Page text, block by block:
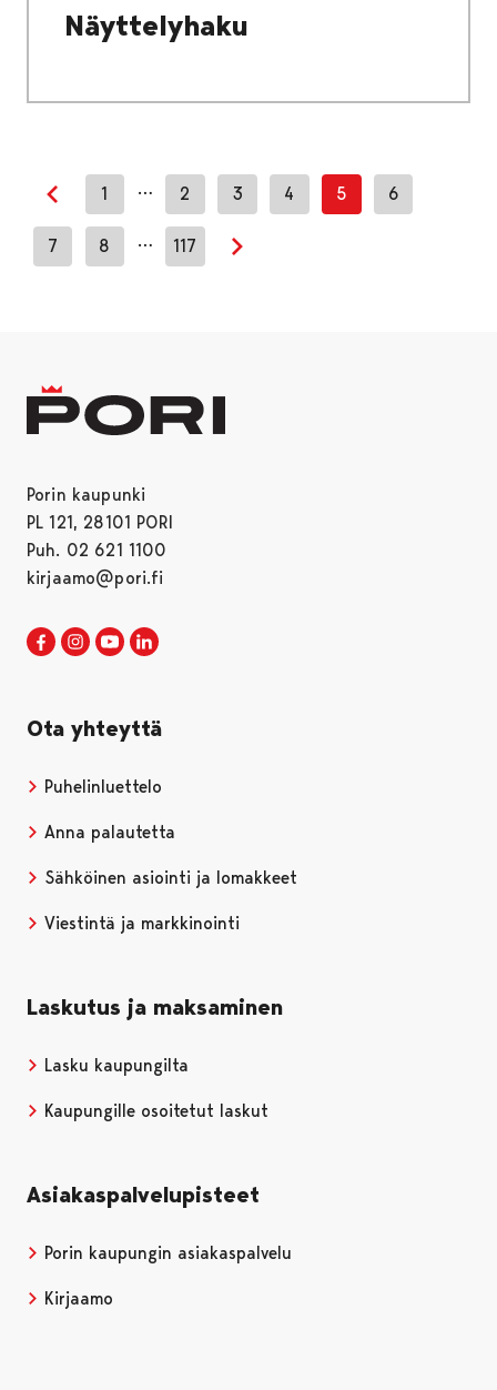
Näyttelyhaku
Edellinen sivu
1 … 2 3 4 5 6
7 8 … 117
Seuraava sivu
Porin kaupunki
PL 121, 28101 PORI
Puh. 02 621 1100
kirjaamo@pori.fi
Porin kaupunki Facebookissa
Avautuu uudessa välilehdessä
Porin kaupunki Instagramissa
Avautuu uudessa välilehdessä
Porin kaupunki Youtubessa
Avautuu uudessa välilehdessä
Ota yhteyttä
Puhelinluettelo
Anna palautetta
Sähköinen asiointi ja lomakkeet
Viestintä ja markkinointi
Laskutus ja maksaminen
Lasku kaupungilta
Kaupungille osoitetut laskut
Asiakaspalvelupisteet
Porin kaupungin asiakaspalvelu
Kirjaamo